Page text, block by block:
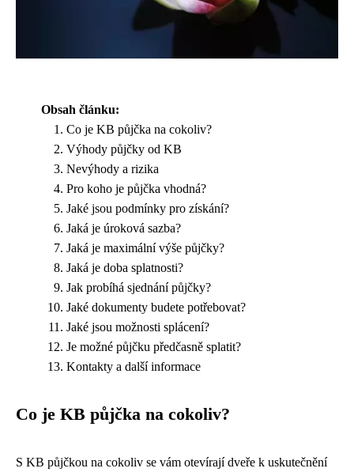
Obsah článku:
Co je KB půjčka na cokoliv?
Výhody půjčky od KB
Nevýhody a rizika
Pro koho je půjčka vhodná?
Jaké jsou podmínky pro získání?
Jaká je úroková sazba?
Jaká je maximální výše půjčky?
Jaká je doba splatnosti?
Jak probíhá sjednání půjčky?
Jaké dokumenty budete potřebovat?
Jaké jsou možnosti splácení?
Je možné půjčku předčasně splatit?
Kontakty a další informace
Co je KB půjčka na cokoliv?
S KB půjčkou na cokoliv se vám otevírají dveře k uskutečnění